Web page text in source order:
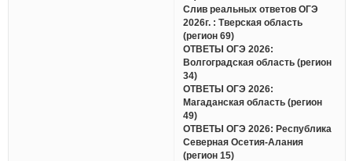
Слив реальных ответов ОГЭ
2026г. : Тверская область
(регион 69)
ОТВЕТЫ ОГЭ 2026:
Волгоградская область (регион
34)
ОТВЕТЫ ОГЭ 2026:
Магаданская область (регион
49)
ОТВЕТЫ ОГЭ 2026: Республика
Северная Осетия-Алания
(регион 15)